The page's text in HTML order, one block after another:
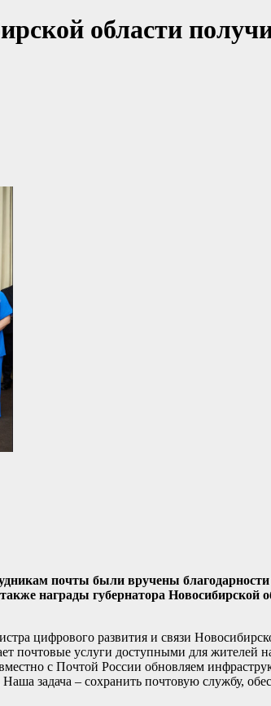
области
почты были вручены
награды губернатора Новосибирской
цифрового развития и связи
почтовые услуги доступными для жителей
с Почтой России обновляем
задача – сохранить почтовую службу,